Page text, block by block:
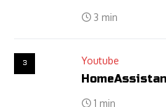
3 min
3 Youtube
1 min